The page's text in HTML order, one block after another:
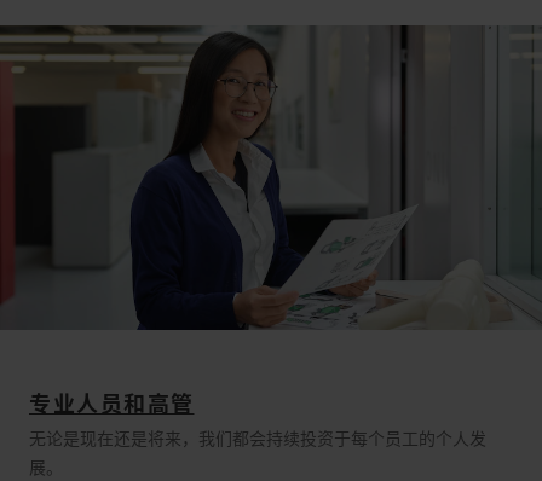
专业人员和高管
无论是现在还是将来，我们都会持续投资于每个员工的个人发
展。